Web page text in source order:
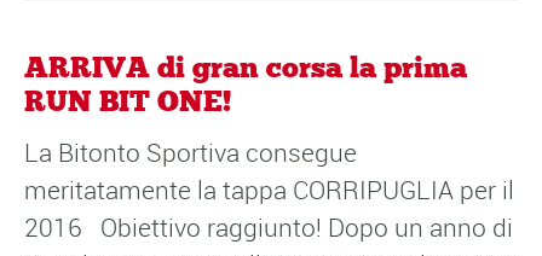
ARRIVA di gran corsa la prima
RUN BIT ONE!
La Bitonto Sportiva consegue
meritatamente la tappa CORRIPUGLIA per il
2016 Obiettivo raggiunto! Dopo un anno di